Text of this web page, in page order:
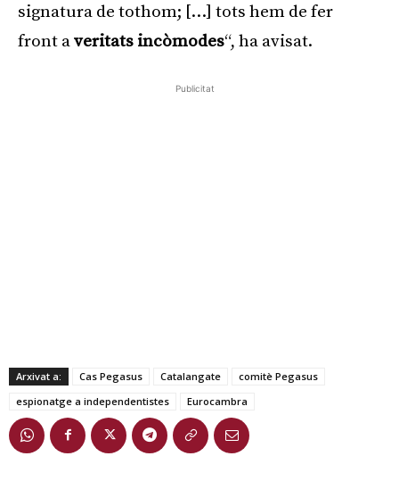
signatura de tothom; […] tots hem de fer
front averitats incòmodes“, ha avisat.
Publicitat
Arxivat a: Cas Pegasus Catalangate
comitè Pegasus
espionatge a independentistes
Eurocambra